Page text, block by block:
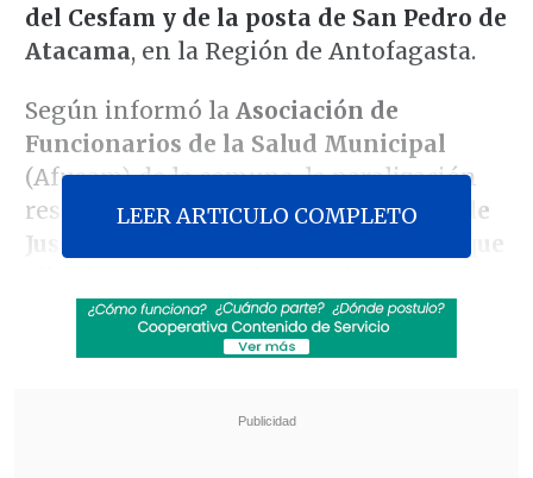
del Cesfam y de la posta de San Pedro de
Atacama, en la Región de Antofagasta.
Según informó la Asociación de
Funcionarios de la Salud Municipal
(Afusam) de la comuna, la paralización
respondea la "desatención" del alcalde
Justo Zuleta sobre las problemáticas que
director del establecimiento, las que se
han extendido desde fines de 2022 hasta
LEER ARTICULO COMPLETO